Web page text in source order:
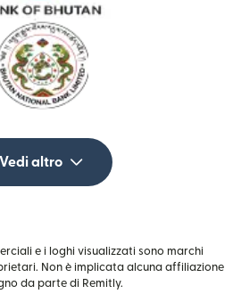
Vedi altro
e i loghi visualizzati sono marchi
Non è implicata alcuna affiliazione
da parte di Remitly.